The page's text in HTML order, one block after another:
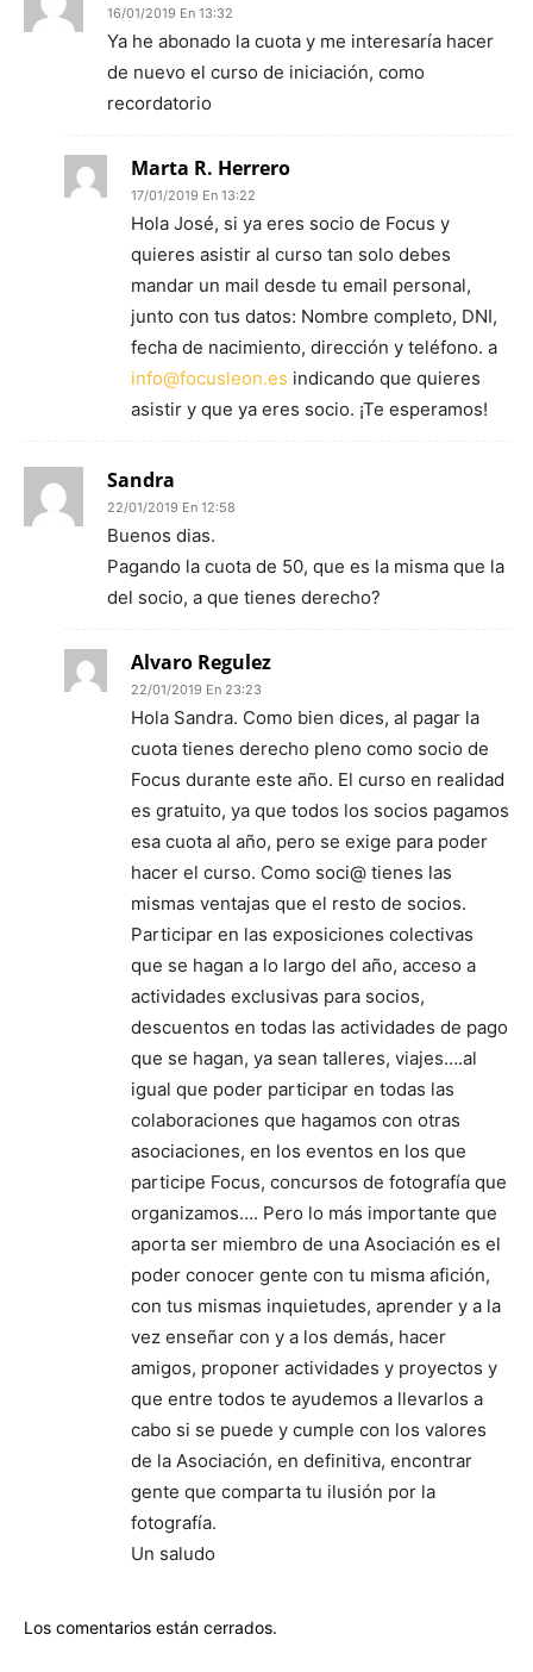
16/01/2019 En 13:32
Ya he abonado la cuota y me interesaría hacer
de nuevo el curso de iniciación, como
recordatorio
Marta R. Herrero
17/01/2019 En 13:22
Hola José, si ya eres socio de Focus y
quieres asistir al curso tan solo debes
mandar un mail desde tu email personal,
junto con tus datos: Nombre completo, DNI,
fecha de nacimiento, dirección y teléfono. a
info@focusleon.es indicando que quieres
asistir y que ya eres socio. ¡Te esperamos!
Sandra
22/01/2019 En 12:58
Buenos dias.
Pagando la cuota de 50, que es la misma que la
del socio, a que tienes derecho?
Alvaro Regulez
22/01/2019 En 23:23
Hola Sandra. Como bien dices, al pagar la
cuota tienes derecho pleno como socio de
Focus durante este año. El curso en realidad
es gratuito, ya que todos los socios pagamos
esa cuota al año, pero se exige para poder
hacer el curso. Como soci@ tienes las
mismas ventajas que el resto de socios.
Participar en las exposiciones colectivas
que se hagan a lo largo del año, acceso a
actividades exclusivas para socios,
descuentos en todas las actividades de pago
que se hagan, ya sean talleres, viajes….al
igual que poder participar en todas las
colaboraciones que hagamos con otras
asociaciones, en los eventos en los que
participe Focus, concursos de fotografía que
organizamos…. Pero lo más importante que
aporta ser miembro de una Asociación es el
poder conocer gente con tu misma afición,
con tus mismas inquietudes, aprender y a la
vez enseñar con y a los demás, hacer
amigos, proponer actividades y proyectos y
que entre todos te ayudemos a llevarlos a
cabo si se puede y cumple con los valores
de la Asociación, en definitiva, encontrar
gente que comparta tu ilusión por la
fotografía.
Un saludo
Los comentarios están cerrados.